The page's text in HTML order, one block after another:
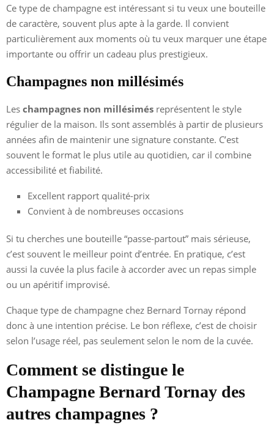
Ce type de champagne est intéressant si tu veux une bouteille
de caractère, souvent plus apte à la garde. Il convient
particulièrement aux moments où tu veux marquer une étape
importante ou offrir un cadeau plus prestigieux.
Champagnes non millésimés
Les champagnes non millésimés représentent le style
régulier de la maison. Ils sont assemblés à partir de plusieurs
années afin de maintenir une signature constante. C’est
souvent le format le plus utile au quotidien, car il combine
accessibilité et fiabilité.
Excellent rapport qualité-prix
Convient à de nombreuses occasions
Si tu cherches une bouteille “passe-partout” mais sérieuse,
c’est souvent le meilleur point d’entrée. En pratique, c’est
aussi la cuvée la plus facile à accorder avec un repas simple
ou un apéritif improvisé.
Chaque type de champagne chez Bernard Tornay répond
donc à une intention précise. Le bon réflexe, c’est de choisir
selon l’usage réel, pas seulement selon le nom de la cuvée.
Comment se distingue le
Champagne Bernard Tornay des
autres champagnes ?